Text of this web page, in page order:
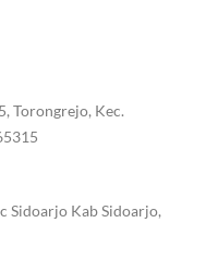
Torongrejo, Kec.
Sidoarjo Kab Sidoarjo,